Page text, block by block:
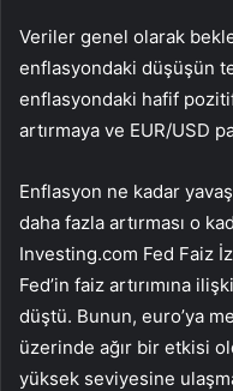
Veriler genel olarak
enflasyondaki düşüşün
enflasyondaki hafif
artırmaya ve EUR/USD
Enflasyon ne kadar
daha fazla artırması o
Investing.com Fed Faiz
Fed’in faiz artırımına
düştü. Bunun, euro’ya
üzerinde ağır bir etkisi
yüksek seviyesine